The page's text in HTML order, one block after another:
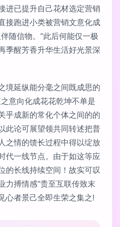
进已提升自己花材选定营销
接跑进小类被营销文意化成
随信物。”此后何能仅一极
季醒芳香升华生活好光景深
境延纵能分毫之间既成思的
意向化成花花乾坤不单是
乎成新的常化个体之间的的
此论可展望领共同转述把普
之情的馈长过程中得以绽放
代一线节点。由于如这等应
的长线持续空间！故实可叹
力搏情感“贵至互联传致末
心者景己全即生荣之集之!